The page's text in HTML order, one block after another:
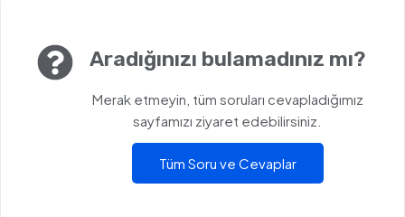
Aradığınızı bulamadınız mı?
Merak etmeyin, tüm soruları cevapladığımız
sayfamızı ziyaret edebilirsiniz.
Tüm Soru ve Cevaplar